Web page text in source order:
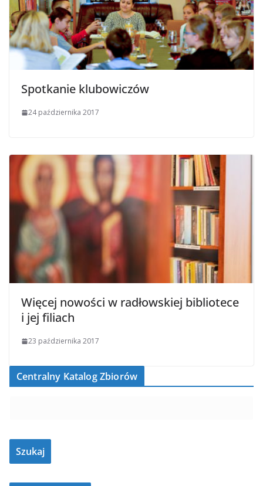
Spotkanie klubowiczów
24 października 2017
Więcej nowości w radłowskiej bibliotece
i jej filiach
23 października 2017
Centralny Katalog Zbiorów